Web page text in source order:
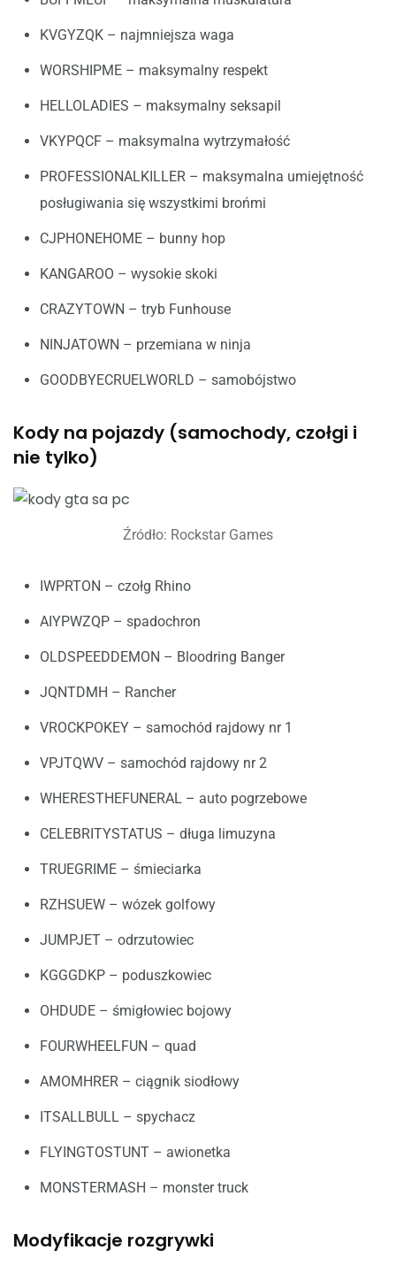
KVGYZQK – najmniejsza waga
WORSHIPME – maksymalny respekt
HELLOLADIES – maksymalny seksapil
VKYPQCF – maksymalna wytrzymałość
PROFESSIONALKILLER – maksymalna umiejętność
posługiwania się wszystkimi brońmi
CJPHONEHOME – bunny hop
KANGAROO – wysokie skoki
CRAZYTOWN – tryb Funhouse
NINJATOWN – przemiana w ninja
GOODBYECRUELWORLD – samobójstwo
Kody na pojazdy (samochody, czołgi i
nie tylko)
Źródło: Rockstar Games
IWPRTON – czołg Rhino
AIYPWZQP – spadochron
OLDSPEEDDEMON – Bloodring Banger
JQNTDMH – Rancher
VROCKPOKEY – samochód rajdowy nr 1
VPJTQWV – samochód rajdowy nr 2
WHERESTHEFUNERAL – auto pogrzebowe
CELEBRITYSTATUS – długa limuzyna
TRUEGRIME – śmieciarka
RZHSUEW – wózek golfowy
JUMPJET – odrzutowiec
KGGGDKP – poduszkowiec
OHDUDE – śmigłowiec bojowy
FOURWHEELFUN – quad
AMOMHRER – ciągnik siodłowy
ITSALLBULL – spychacz
FLYINGTOSTUNT – awionetka
MONSTERMASH – monster truck
Modyfikacje rozgrywki